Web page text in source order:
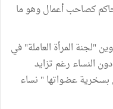
كصاحب أعمال وهو ما
"لجنة المرأة العاملة" في
النساء رغم تزايد
عضواتها " نساء